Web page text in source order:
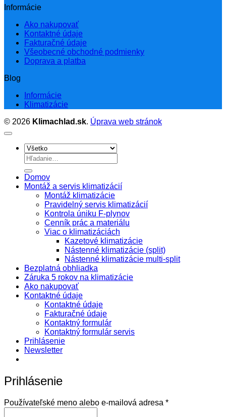
Informácie
Ako nakupovať
Kontaktné údaje
Fakturačné údaje
Všeobecné obchodné podmienky
Doprava a platba
Blog
Informácie
Klimatizácie
© 2026 Klimachlad.sk. Úprava web stránok
Hľadať:
Domov
Montáž a servis klimatizácií
Montáž klimatizácie
Pravidelný servis klimatizácií
Kontrola úniku F-plynov
Cenník prác a materiálu
Viac o klimatizáciách
Kazetové klimatizácie
Nástenné klimatizácie (split)
Nástenné klimatizácie multi-split
Bezplatná obhliadka
Záruka 5 rokov na klimatizácie
Ako nakupovať
Kontaktné údaje
Kontaktné údaje
Fakturačné údaje
Kontaktný formulár
Kontaktný formulár servis
Prihlásenie
Newsletter
Prihlásenie
Používateľské meno alebo e-mailová adresa *Povinné